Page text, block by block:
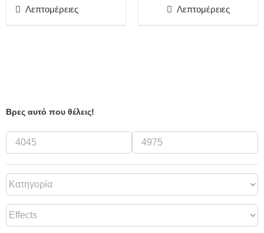
Λεπτομέρειες
Λεπτομέρειες
Βρες αυτό που θέλεις!